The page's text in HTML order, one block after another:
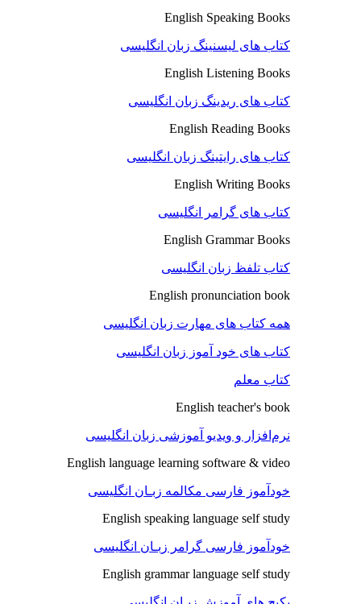
English Speaking Books
کتاب های لیسنینگ زبان انگلیسی
English Listening Books
کتاب های ریدینگ زبان انگلیسی
English Reading Books
کتاب های رایتینگ زبان انگلیسی
English Writing Books
کتاب های گرامر انگلیسی
English Grammar Books
کتاب تلفظ زبان انگلیسی
English pronunciation book
همه کتاب های مهارت زبان انگلیسی
کتاب های خود آموز زبان انگلیسی
کتاب معلم
English teacher's book
نرم‌افزار و ویدیو آموزشی زبان انگلیسی
English language learning software & video
خودآموز فارسی مکالمه زبـان انگلیسی
English speaking language self study
خودآموز فارسی گرامر زبـان انگلیسی
English grammar language self study